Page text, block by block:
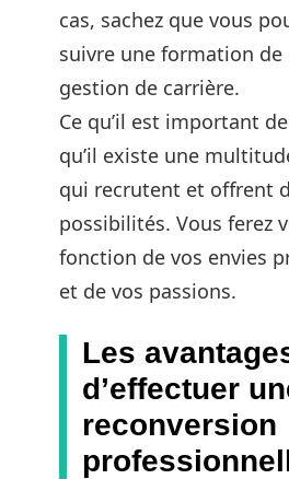
cas, sachez que vous
suivre une formation
gestion de carrière.
Ce qu’il est important
qu’il existe une
qui recrutent et offrent
possibilités. Vous ferez
fonction de vos envies
et de vos passions.
Les
d’effectuer
reconversion